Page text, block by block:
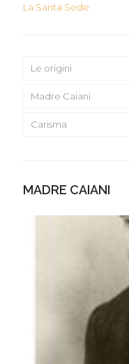
La Santa Sede
Le origini
Madre Caiani
Carisma
MADRE CAIANI